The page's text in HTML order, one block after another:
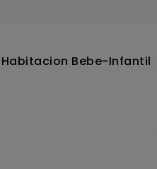
Habitacion Bebe-Infantil